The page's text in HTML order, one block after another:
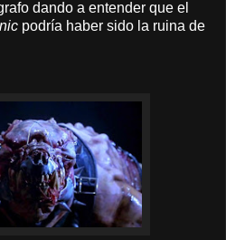
dando a entender que el
podría haber sido la ruina de